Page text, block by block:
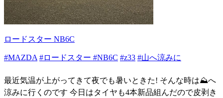
ロードスター NB6C
#MAZDA #ロードスター #NB6C #z33 #山へ涼みに
最近気温が上がってきて夜でも暑いときた! そんな時は⛰️へ
涼みに行くのです 今日はタイヤも4本新品組んだので皮剥き